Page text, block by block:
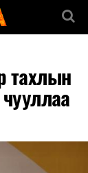
тахлын